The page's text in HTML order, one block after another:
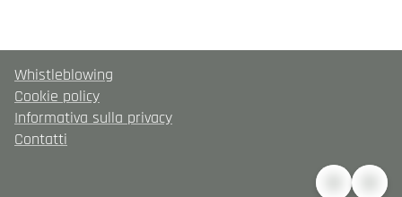
Whistleblowing
Cookie policy
Informativa sulla privacy
Contatti